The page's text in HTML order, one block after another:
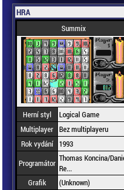
HRA
Summix
Herní styl
Logical Game
Multiplayer Bez multiplayeru
Rok vydání
1993
Programátor Thomas Koncina/
Re...
Grafik
(Unknown)